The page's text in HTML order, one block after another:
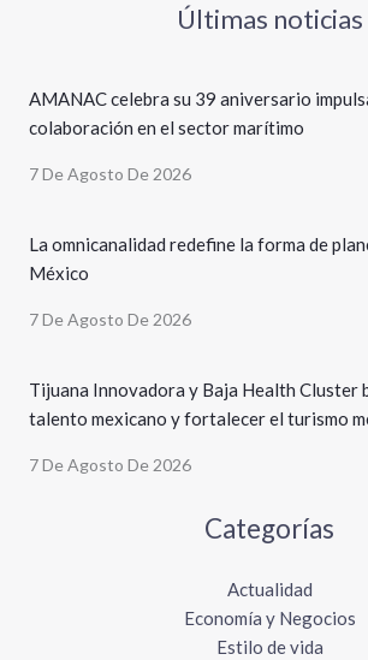
Últimas noticias
AMANAC celebra su 39 aniversario
colaboración en el sector marítimo
7 De Agosto De 2026
La omnicanalidad redefine la forma de
México
7 De Agosto De 2026
Tijuana Innovadora y Baja Health Cluster
talento mexicano y fortalecer el turismo
7 De Agosto De 2026
Categorías
Actualidad
Economía y Negocios
Estilo de vida